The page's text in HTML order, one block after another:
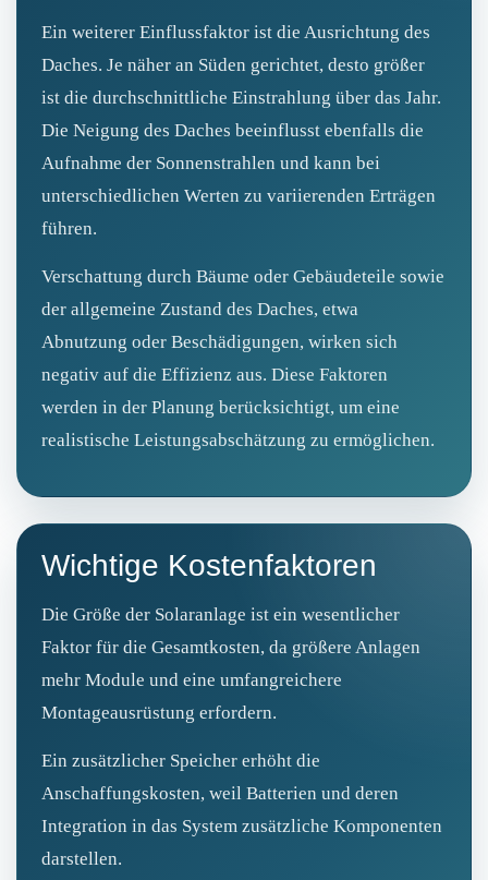
Ein weiterer Einflussfaktor ist die Ausrichtung des
Daches. Je näher an Süden gerichtet, desto größer
ist die durchschnittliche Einstrahlung über das Jahr.
Die Neigung des Daches beeinflusst ebenfalls die
Aufnahme der Sonnenstrahlen und kann bei
unterschiedlichen Werten zu variierenden Erträgen
führen.
Verschattung durch Bäume oder Gebäudeteile sowie
der allgemeine Zustand des Daches, etwa
Abnutzung oder Beschädigungen, wirken sich
negativ auf die Effizienz aus. Diese Faktoren
werden in der Planung berücksichtigt, um eine
realistische Leistungsabschätzung zu ermöglichen.
Wichtige Kostenfaktoren
Die Größe der Solaranlage ist ein wesentlicher
Faktor für die Gesamtkosten, da größere Anlagen
mehr Module und eine umfangreichere
Montageausrüstung erfordern.
Ein zusätzlicher Speicher erhöht die
Anschaffungskosten, weil Batterien und deren
Integration in das System zusätzliche Komponenten
darstellen.